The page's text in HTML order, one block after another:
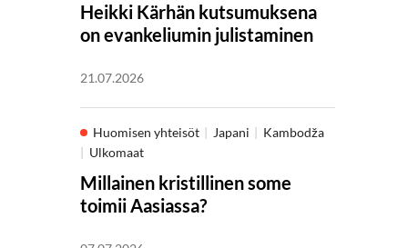
Heikki Kärhän kutsumuksena
on evankeliumin julistaminen
21.07.2026
Huomisen yhteisöt Japani
Kambodža
Ulkomaat
Millainen kristillinen some
toimii Aasiassa?